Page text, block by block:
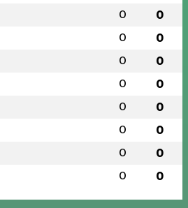
0 0
0 0
0 0
0 0
0 0
0 0
0 0
0 0